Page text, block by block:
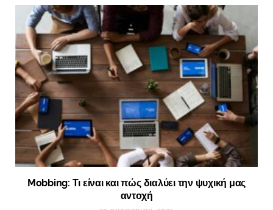
Mobbing: Τι είναι και πώς διαλύει την ψυχική μας
αντοχή